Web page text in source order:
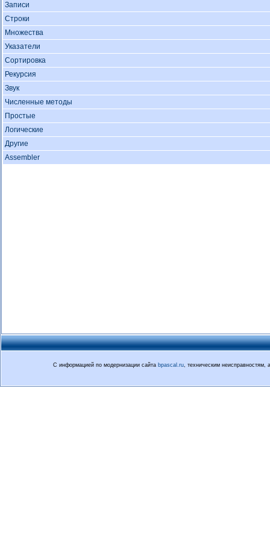
Записи
Строки
Множества
Указатели
Сортировка
Рекурсия
Звук
Численные методы
Простые
Логические
Другие
Assembler
С информацией по модернизации сайта bpascal.ru, техническим